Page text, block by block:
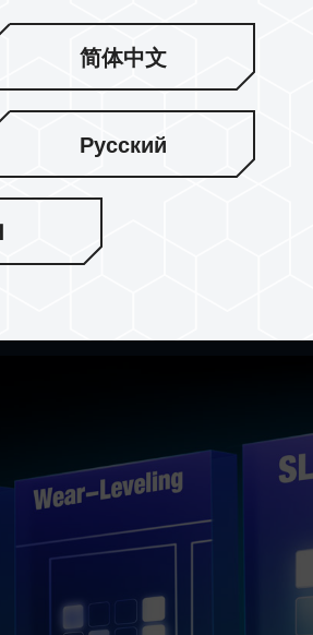
트 설루션으로
공
E27T 컨드롤러를 사용하여
과 함께 PHISON 잠금식 호스트 설
제공합니다.
简体中文
Русский